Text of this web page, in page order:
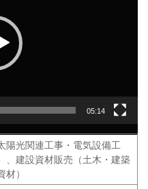
05:14
陽光関連工事・電気設備工
、建設資材販売（土木・建築
）